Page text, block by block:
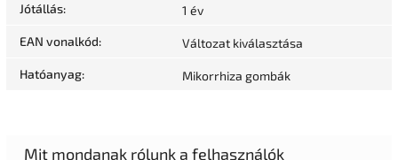
Jótállás: 1 év
EAN vonalkód: Változat kiválasztása
Hatóanyag: Mikorrhiza gombák